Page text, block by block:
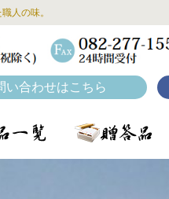
人の味。
合わせはこちら